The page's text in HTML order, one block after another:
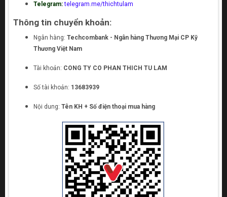
Telegram: telegram.me/thichtulam
Thông tin chuyển khoản:
Ngân hàng: Techcombank - Ngân hàng Thương Mại CP Kỹ
Thương Việt Nam
Tài khoản: CONG TY CO PHAN THICH TU LAM
Số tài khoản: 13683939
Nội dung: Tên KH + Số điện thoại mua hàng